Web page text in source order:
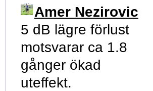
Amer Nezirovic
5 dB lägre förlust
motsvarar ca 1.8
gånger ökad
uteffekt.